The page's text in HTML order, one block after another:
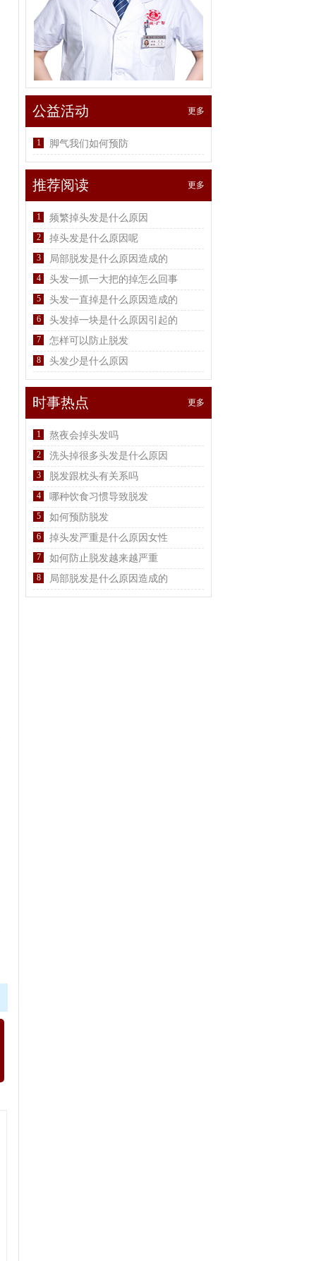
公益活动 更多
1 脚气我们如何预防
推荐阅读 更多
1 频繁掉头发是什么原因
2 掉头发是什么原因呢
3 局部脱发是什么原因造成的
4 头发一抓一大把的掉怎么回事
5 头发一直掉是什么原因造成的
6 头发掉一块是什么原因引起的
7 怎样可以防止脱发
8 头发少是什么原因
时事热点 更多
1 熬夜会掉头发吗
2 洗头掉很多头发是什么原因
3 脱发跟枕头有关系吗
4 哪种饮食习惯导致脱发
5 如何预防脱发
6 掉头发严重是什么原因女性
7 如何防止脱发越来越严重
8 局部脱发是什么原因造成的